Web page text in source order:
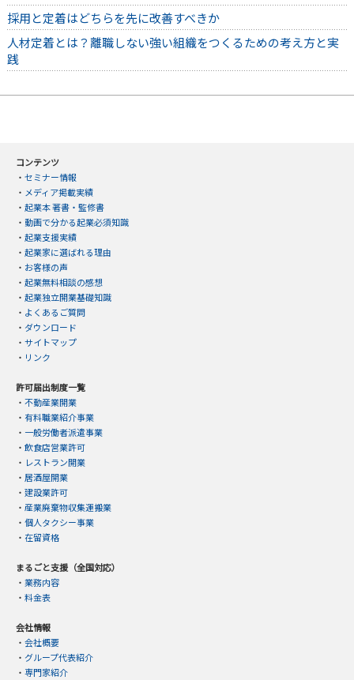
採用と定着はどちらを先に改善すべきか
人材定着とは？離職しない強い組織をつくるための考え方と実
践
コンテンツ
・ セミナー情報
・ メディア掲載実績
・ 起業本 著書・監修書
・ 動画で分かる起業必須知識
・ 起業支援実績
・ 起業家に選ばれる理由
・ お客様の声
・ 起業無料相談の感想
・ 起業独立開業基礎知識
・ よくあるご質問
・ ダウンロード
・ サイトマップ
・ リンク
許可届出制度一覧
・ 不動産業開業
・ 有料職業紹介事業
・ 一般労働者派遣事業
・ 飲食店営業許可
・ レストラン開業
・ 居酒屋開業
・ 建設業許可
・ 産業廃棄物収集運搬業
・ 個人タクシー事業
・ 在留資格
まるごと支援（全国対応）
・ 業務内容
・ 料金表
会社情報
・ 会社概要
・ グループ代表紹介
・ 専門家紹介